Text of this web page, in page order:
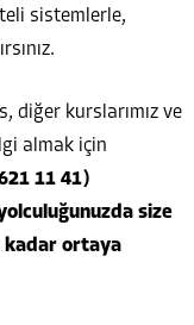
sistemlerle,
diğer kurslarımız ve
almak için
11 41)
size
kadar ortaya